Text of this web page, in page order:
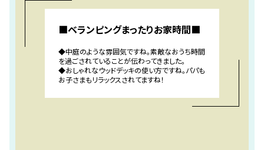
■ベランピングまったりお家時間■
◆中庭のような雰囲気ですね。素敵なおうち時間
を過ごされていることが伝わってきました。
◆おしゃれなウッドデッキの使い方ですね。パパも
お子さまもリラックスされてますね！